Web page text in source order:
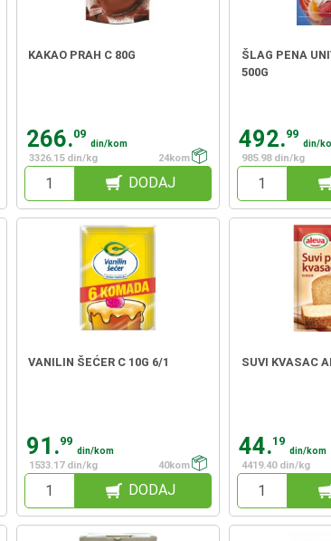
KAKAO PRAH C 80G
266.09
din/kom
3326.15 din/kg
24kom
DODAJ
ŠLAG PENA
500G
492.99
din/
985.98 din/kg
VANILIN ŠEĆER C 10G 6/1
91.99
din/kom
1533.17 din/kg
40kom
DODAJ
SUVI KVASAC
44.19
din/kom
4419.40 din/kg